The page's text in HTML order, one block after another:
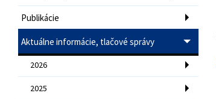
Publikácie
Aktuálne informácie, tlačové správy
2026
2025